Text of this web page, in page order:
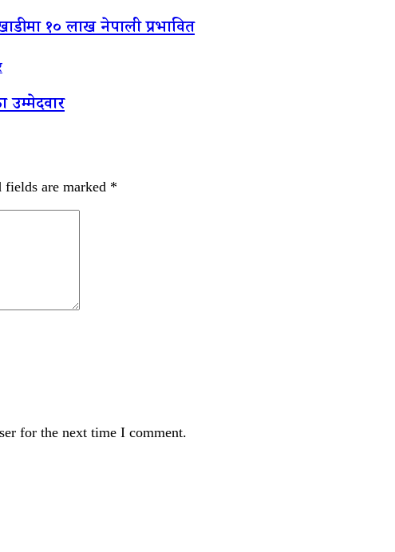
१० लाख नेपाली प्रभावित
fields are marked *
for the next time I comment.